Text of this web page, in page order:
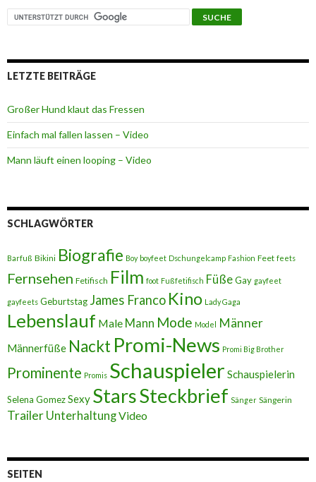
LETZTE BEITRÄGE
Großer Hund klaut das Fressen
Einfach mal fallen lassen – Video
Mann läuft einen looping – Video
SCHLAGWÖRTER
Barfuß Bikini Biografie Boy boyfeet Dschungelcamp Fashion Feet feets
Fernsehen Fetifisch Film foot Fußfetifisch FüßeGay gayfeet
gayfeets Geburtstag James Franco Kino Lady Gaga
Lebenslauf Male Mann Mode Model Männer
Männerfüße Nackt Promi-News Promi Big Brother
Prominente Promis Schauspieler Schauspielerin
Selena GomezSexy StarsSteckbrief Sänger Sängerin
Trailer UnterhaltungVideo
SEITEN